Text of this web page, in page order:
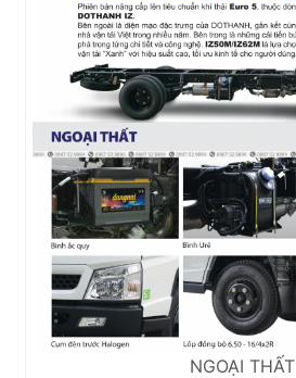
NGOẠI THẤT